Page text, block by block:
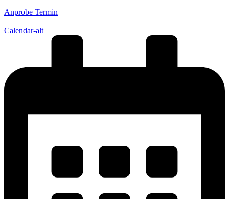
Anprobe Termin
Calendar-alt